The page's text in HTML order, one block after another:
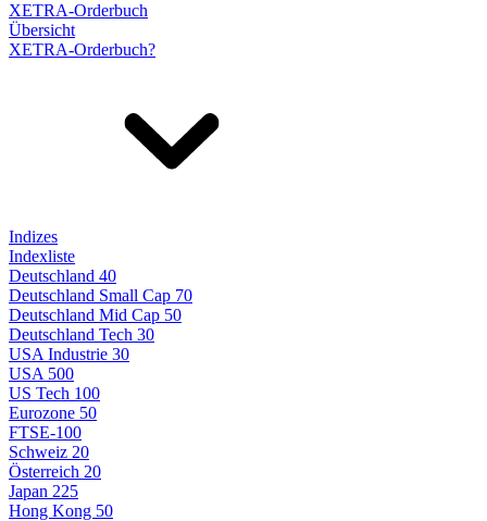
XETRA-Orderbuch
Übersicht
XETRA-Orderbuch?
Indizes
Indexliste
Deutschland 40
Deutschland Small Cap 70
Deutschland Mid Cap 50
Deutschland Tech 30
USA Industrie 30
USA 500
US Tech 100
Eurozone 50
FTSE-100
Schweiz 20
Österreich 20
Japan 225
Hong Kong 50